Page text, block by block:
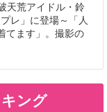
天荒アイドル・鈴
レ」に登場～「人
てます」。撮影の
ング